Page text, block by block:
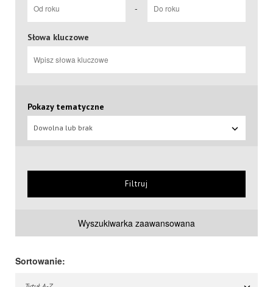
-
Słowa kluczowe
Pokazy tematyczne
Dowolna lub brak
Filtruj
Wyszukiwarka zaawansowana
Sortowanie: